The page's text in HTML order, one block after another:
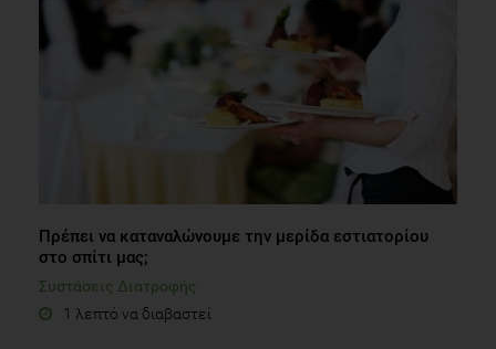
Πρέπει να καταναλώνουμε την μερίδα εστιατορίου
στο σπίτι μας;
Συστάσεις Διατροφής
1 λεπτό να διαβαστεί